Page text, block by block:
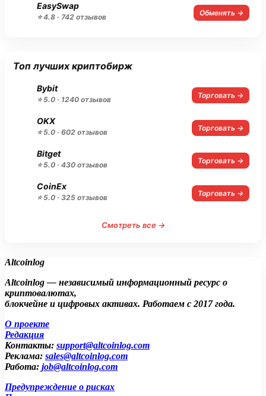
EasySwap
⭐ 4.8 · 742 отзывов Обменять →
Топ лучших криптобирж
Bybit
⭐ 5.0 · 1240 отзывов Торговать →
OKX
⭐ 5.0 · 602 отзывов Торговать →
Bitget
⭐ 5.0 · 430 отзывов Торговать →
CoinEx
⭐ 5.0 · 325 отзывов Торговать →
Смотреть все →
Altcoinlog
Altcoinlog — независимый информационный ресурс о
криптовалютах,
блокчейне и цифровых активах. Работаем с 2017 года.
О проекте
Редакция
Контакты: support@altcoinlog.com
Реклама: sales@altcoinlog.com
Работа: job@altcoinlog.com
Предупреждение о рисках